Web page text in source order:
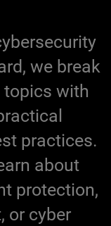
we break
topics with
practices.
about
protection,
or cyber